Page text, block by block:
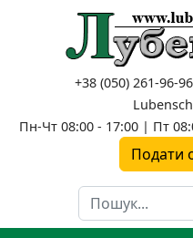
+38 (050) 261-96-96
Пн-Чт 08:00 - 17:00 | Пт
Подати
Пошук